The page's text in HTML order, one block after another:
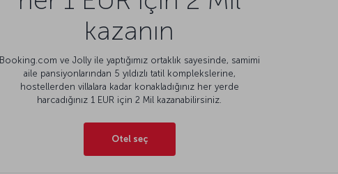
kazanın
Booking.com ve Jolly ile yaptığımız ortaklık sayesinde, samimi
aile pansiyonlarından 5 yıldızlı tatil komplekslerine,
hostellerden villalara kadar konakladığınız her yerde
harcadığınız 1 EUR için 2 Mil kazanabilirsiniz.
Otel seç